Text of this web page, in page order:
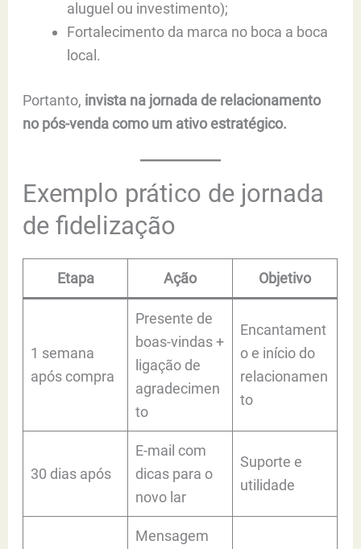
aluguel ou investimento);
Fortalecimento da marca no boca a boca
local.
Portanto, invista na jornada de relacionamento
no pós-venda como um ativo estratégico.
Exemplo prático de jornada
de fidelização
Etapa Ação Objetivo
1 semana
após compra
Presente de
boas-vindas +
ligação de
agradecimen
to
Encantament
o e início do
relacionamen
to
30 dias após
E-mail com
dicas para o
novo lar
Suporte e
utilidade
Mensagem